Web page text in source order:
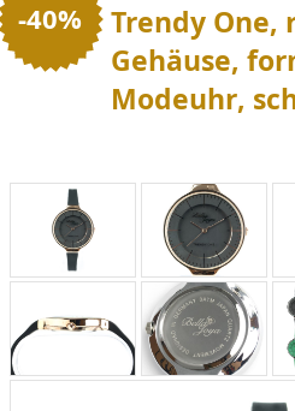
-40%
Trendy One,
Gehäuse,
Modeuhr,